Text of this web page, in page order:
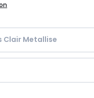
Clair Metallise